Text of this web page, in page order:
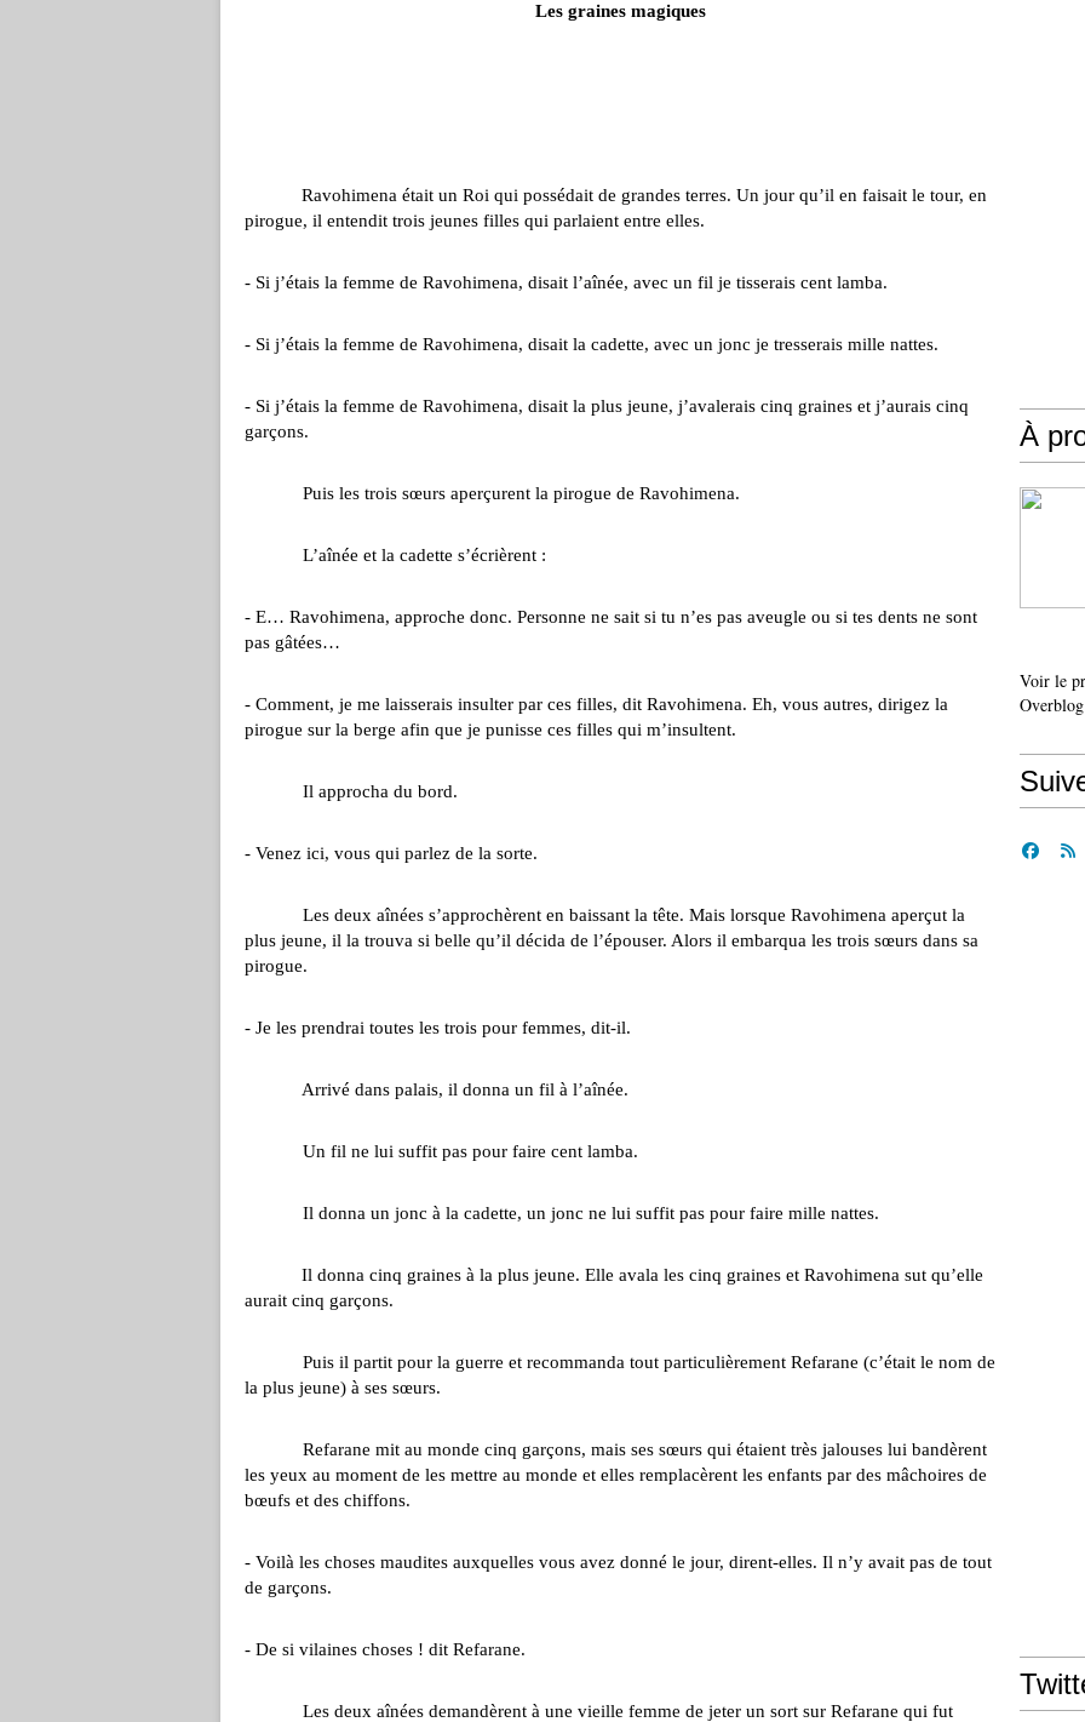
Les graines magiques
Ravohimena était un Roi qui possédait de grandes terres. Un jour qu’il en faisait le tour, en
pirogue, il entendit trois jeunes filles qui parlaient entre elles.
- Si j’étais la femme de Ravohimena, disait l’aînée, avec un fil je tisserais cent lamba.
- Si j’étais la femme de Ravohimena, disait la cadette, avec un jonc je tresserais mille nattes.
- Si j’étais la femme de Ravohimena, disait la plus jeune, j’avalerais cinq graines et j’aurais cinq
garçons.
Puis les trois sœurs aperçurent la pirogue de Ravohimena.
L’aînée et la cadette s’écrièrent :
- E… Ravohimena, approche donc. Personne ne sait si tu n’es pas aveugle ou si tes dents ne sont
pas gâtées…
- Comment, je me laisserais insulter par ces filles, dit Ravohimena. Eh, vous autres, dirigez la
pirogue sur la berge afin que je punisse ces filles qui m’insultent.
Il approcha du bord.
- Venez ici, vous qui parlez de la sorte.
Les deux aînées s’approchèrent en baissant la tête. Mais lorsque Ravohimena aperçut la
plus jeune, il la trouva si belle qu’il décida de l’épouser. Alors il embarqua les trois sœurs dans sa
pirogue.
- Je les prendrai toutes les trois pour femmes, dit-il.
Arrivé dans palais, il donna un fil à l’aînée.
Un fil ne lui suffit pas pour faire cent lamba.
Il donna un jonc à la cadette, un jonc ne lui suffit pas pour faire mille nattes.
Il donna cinq graines à la plus jeune. Elle avala les cinq graines et Ravohimena sut qu’elle
aurait cinq garçons.
Puis il partit pour la guerre et recommanda tout particulièrement Refarane (c’était le nom de
la plus jeune) à ses sœurs.
Refarane mit au monde cinq garçons, mais ses sœurs qui étaient très jalouses lui bandèrent
les yeux au moment de les mettre au monde et elles remplacèrent les enfants par des mâchoires de
bœufs et des chiffons.
- Voilà les choses maudites auxquelles vous avez donné le jour, dirent-elles. Il n’y avait pas de tout
de garçons.
- De si vilaines choses ! dit Refarane.
Les deux aînées demandèrent à une vieille femme de jeter un sort sur Refarane qui fut
À
Voir le
Overblog